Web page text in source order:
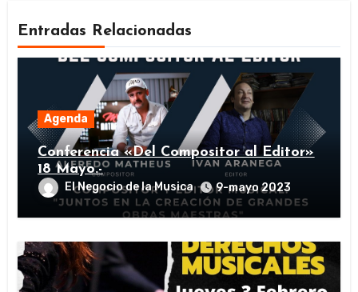
Entradas Relacionadas
Agenda
Conferencia «Del Compositor al Editor»
18 Mayo.-
El Negocio de la Musica 9-mayo 2023